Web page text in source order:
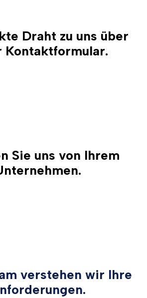
Draht zu uns über
Kontaktformular.
Sie uns von Ihrem
verstehen wir Ihre